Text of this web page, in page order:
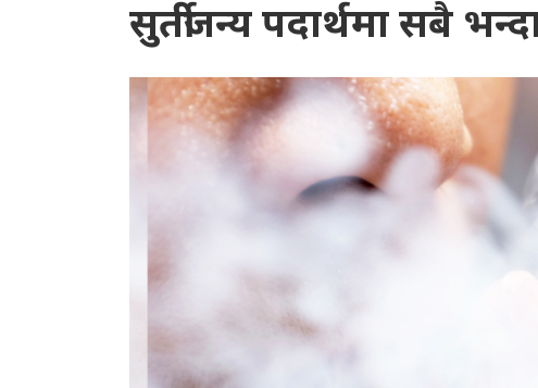
सुर्तीजन्य पदार्थमा सबै